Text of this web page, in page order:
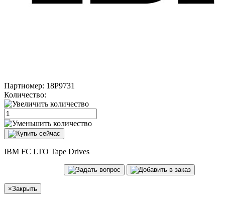
Партномер: 18P9731
Количество:
IBM FC LTO Tape Drives
×Закрыть